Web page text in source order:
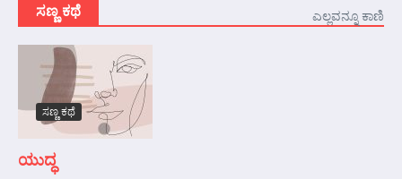
ಸಣ್ಣ ಕಥೆ ಎಲ್ಲವನ್ನೂ ಕಾಣಿ
ಸಣ್ಣ ಕಥೆ
ಯುದ್ಧ